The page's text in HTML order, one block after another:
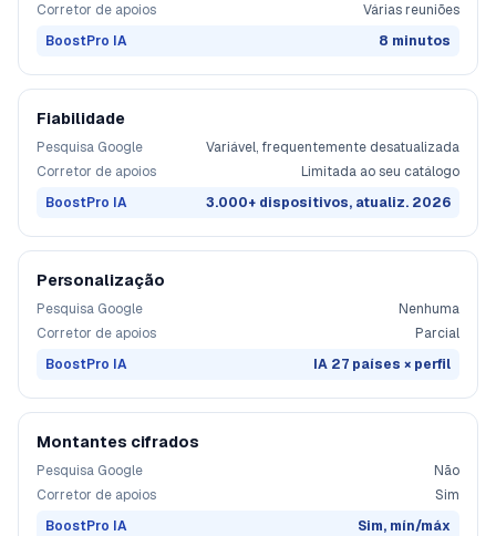
Corretor de apoios
Várias reuniões
BoostPro IA
8 minutos
Fiabilidade
Pesquisa Google
Variável, frequentemente desatualizada
Corretor de apoios
Limitada ao seu catálogo
BoostPro IA
3.000+ dispositivos, atualiz. 2026
Personalização
Pesquisa Google
Nenhuma
Corretor de apoios
Parcial
BoostPro IA
IA 27 países × perfil
Montantes cifrados
Pesquisa Google
Não
Corretor de apoios
Sim
BoostPro IA
Sim, mín/máx